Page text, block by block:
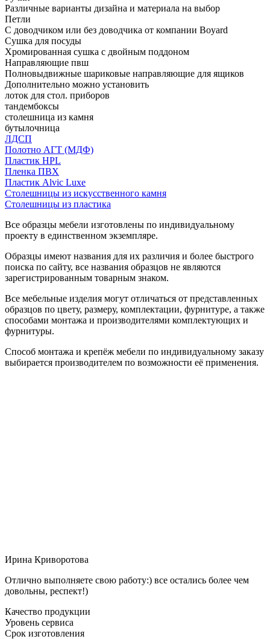
Различные варианты дизайна и материала на выбор
Петли
С доводчиком или без доводчика от компании Boyard
Сушка для посуды
Хромированная сушка с двойным поддоном
Направляющие пвш
Полновыдвижные шариковые направляющие для ящиков
Дополнительно можно установить
лоток для стол. приборов
тандембоксы
столешница из камня
бутылочница
ЛДСП
Полотно АГТ (МДФ)
Пластик HPL
Пленка ПВХ
Пластик Alvic Luxe
Столешницы из искусственного камня
Столешницы из пластика
Все образцы мебели изготовлены по индивидуальному
проекту в единственном экземпляре.
Образцы имеют названия для их различия и более быстрого
поиска по сайту, все названия образцов не являются
зарегистрированным товарным знаком.
Все мебельные изделия могут отличаться от представленных
образцов по цвету, размеру, комплектации, фурнитуре, а также
способами монтажа и производителями комплектующих и
фурнитуры.
Способ монтажа и крепёж мебели по индивидуальному заказу
выбирается производителем по возможности её применения.
Ирина Криворотова
Отлично выполняете свою работу:) все остались более чем
довольны, респект!)
Качество продукции
Уровень сервиса
Срок изготовления